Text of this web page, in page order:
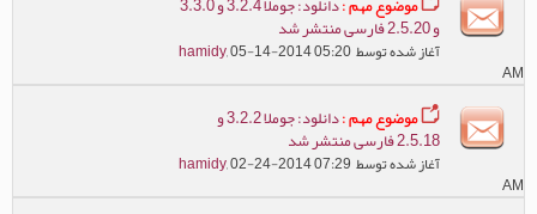
و 2.5.20 فارسی منتشر شد
آغاز شده توسط hamidy, 05-14-2014 05:20
AM
موضوع مهم : دانلود: جوملا 3.2.2 و
2.5.18 فارسی منتشر شد
آغاز شده توسط hamidy, 02-24-2014 07:29
AM